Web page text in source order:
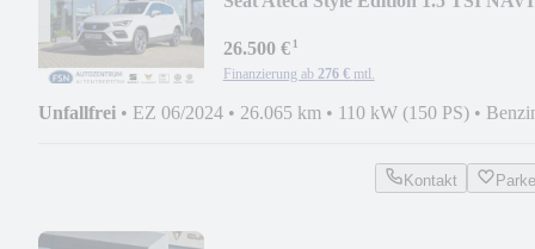
26.500 €¹
Finanzierung ab 276 € mtl.
Unfallfrei • EZ 06/2024 • 26.065 km • 110 kW (150 PS) •
Kontakt